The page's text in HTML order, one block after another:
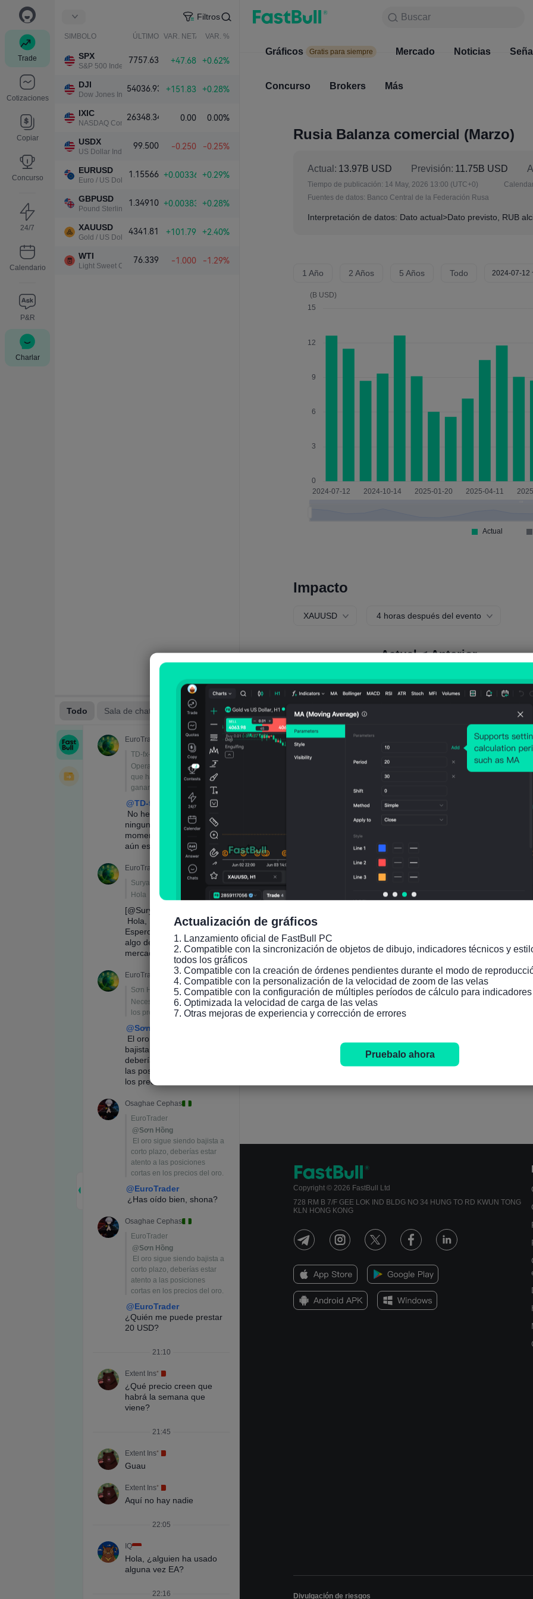
Trade
Cotizaciones
Copiar
Concurso
24/7
Calendario
P&R
Charlar
Filtros
SIMBOLO ÚLTIMO VAR. NETA VAR. %
SPX
S&P 500 Index
7757.63 +47.68 +0.62%
DJI
Dow Jones Industrial Average
54036.93 +151.83 +0.28%
IXIC
NASDAQ Composite Index
26348.34 0.00 0.00%
USDX
US Dollar Index
99.500 -0.250 -0.25%
EURUSD
Euro / US Dollar
1.15566 +0.00336 +0.29%
GBPUSD
Pound Sterling / US Dollar
1.34910 +0.00383 +0.28%
XAUUSD
Gold / US Dollar
4341.81 +101.79 +2.40%
WTI
Light Sweet Crude Oil
76.339 -1.000 -1.29%
Buscar
Gráficos Gratis para siempre Mercado
Buscar
Productos
Gráficos Gratis para siempre Mercado Noticias
Concurso Brokers Más
Rusia Balanza comercial (Marzo)
Actual: 13.97B USD Previsión: 11.75B USD
Tiempo de publicación: 14 May, 2026 13:00 (UTC+0)
Fuentes de datos: Banco Central de la Federación Rusa
Interpretación de datos: Dato actual>Dato previsto, RUB
1 Año 2 Años 5 Años Todo
Impacto
XAUUSD 4 horas después del evento
Actual < Anterior
Probabilidad de Subida:
70
Probabilidad de Caída::
56.25%
Pmdio. Volatilidad: Points
Gráfico de precios
Copyright © 2026 FastBull Ltd
728 RM B 7/F GEE LOK IND BLDG NO 34 HUNG TO RD KWUN TONG
KLN HONG KONG
Divulgación de riesgos
Actualización de gráficos
1. Lanzamiento oficial de FastBull PC
2. Compatible con la sincronización de objetos de dibujo, indicadores técnicos y
todos los gráficos
3. Compatible con la creación de órdenes pendientes durante el modo de
4. Compatible con la personalización de la velocidad de zoom de las velas
5. Compatible con la configuración de múltiples períodos de cálculo para
6. Optimizada la velocidad de carga de las velas
7. Otras mejoras de experiencia y corrección de errores
Pruebalo ahora